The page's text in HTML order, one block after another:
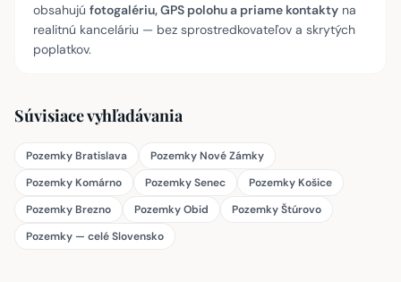
obsahujú fotogalériu, GPS polohu a priame kontakty na
realitnú kanceláriu — bez sprostredkovateľov a skrytých
poplatkov.
Súvisiace vyhľadávania
Pozemky Bratislava
Pozemky Nové Zámky
Pozemky Komárno
Pozemky Senec
Pozemky Košice
Pozemky Brezno
Pozemky Obid
Pozemky Štúrovo
Pozemky — celé Slovensko